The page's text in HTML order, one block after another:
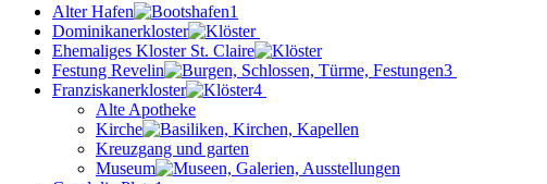
Alter Hafen
1
Dominikanerkloster
Ehemaliges Kloster St. Claire
Festung Revelin
3
Franziskanerkloster
4
Alte Apotheke
Kirche
Kreuzgang und garten
Museum